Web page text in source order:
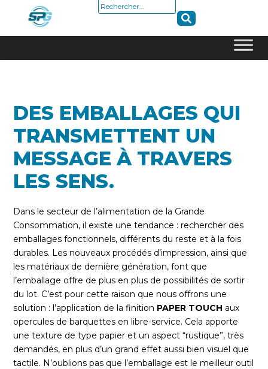
Rechercher :
DES EMBALLAGES QUI
TRANSMETTENT UN
MESSAGE À TRAVERS
LES SENS.
Dans le secteur de l’alimentation de la Grande
Consommation, il existe une tendance : rechercher des
emballages fonctionnels, différents du reste et à la fois
durables. Les nouveaux procédés d’impression, ainsi que
les matériaux de dernière génération, font que
l’emballage offre de plus en plus de possibilités de sortir
du lot. C’est pour cette raison que nous offrons une
solution : l’application de la finition PAPER TOUCH aux
opercules de barquettes en libre-service. Cela apporte
une texture de type papier et un aspect “rustique”, très
demandés, en plus d’un grand effet aussi bien visuel que
tactile. N’oublions pas que l’emballage est le meilleur outil